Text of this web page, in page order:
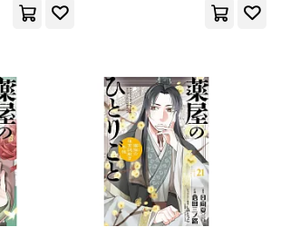
倉田三之路(30)
(4) 日向夏 (3)
日向 夏(2)
展開
)
長鴻出版社(34)